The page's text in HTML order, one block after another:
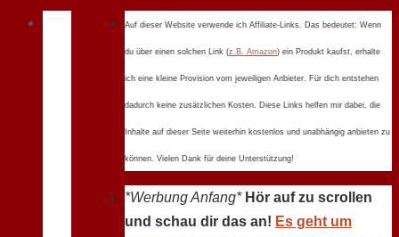
Auf dieser Website verwende ich Affiliate-Links. Das bedeutet: Wenn
du über einen solchen Link (z.B. Amazon) ein Produkt kaufst, erhalte
ich eine kleine Provision vom jeweiligen Anbieter. Für dich entstehen
dadurch keine zusätzlichen Kosten. Diese Links helfen mir dabei, die
Inhalte auf dieser Seite weiterhin kostenlos und unabhängig anbieten zu
können. Vielen Dank für deine Unterstützung!
*Werbung Anfang* Hör auf zu scrollen
und schau dir das an! Es geht um